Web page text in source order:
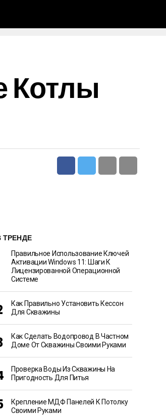
Котлы
ТРЕНДЕ
Правильное Использование Ключей
Активации Windows 11: Шаги К
Лицензированной Операционной
Системе
Как Правильно Установить Кессон
Для Скважины
Как Сделать Водопровод В Частном
Доме От Скважины Своими Руками
Проверка Воды Из Скважины На
Пригодность Для Питья
Крепление МДФ Панелей К Потолку
Своими Руками